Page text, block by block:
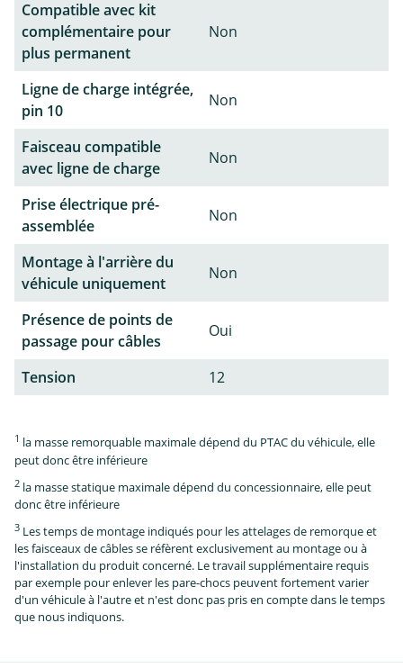
Compatible avec kit
complémentaire pour
plus permanent
Non
Ligne de charge intégrée,
pin 10
Non
Faisceau compatible
avec ligne de charge
Non
Prise électrique pré-
assemblée
Non
Montage à l'arrière du
véhicule uniquement
Non
Présence de points de
passage pour câbles
Oui
Tension 12
1 la masse remorquable maximale dépend du PTAC du véhicule, elle
peut donc être inférieure
2 la masse statique maximale dépend du concessionnaire, elle peut
donc être inférieure
3 Les temps de montage indiqués pour les attelages de remorque et
les faisceaux de câbles se réfèrent exclusivement au montage ou à
l'installation du produit concerné. Le travail supplémentaire requis
par exemple pour enlever les pare-chocs peuvent fortement varier
d'un véhicule à l'autre et n'est donc pas pris en compte dans le temps
que nous indiquons.